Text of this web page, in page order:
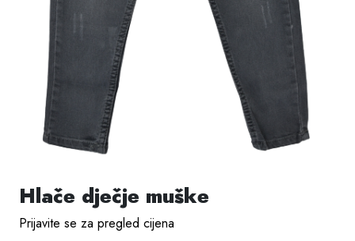
Hlače dječje muške
Prijavite se za pregled cijena